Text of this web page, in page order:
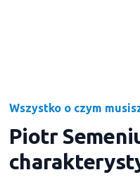
Wszystko o czym
Piotr